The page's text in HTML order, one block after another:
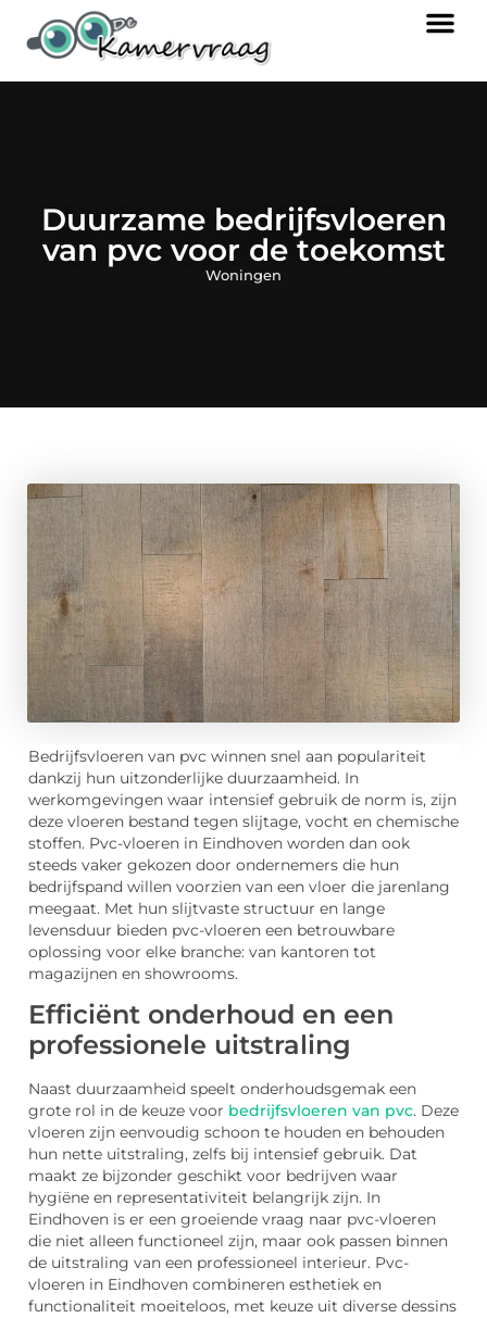
Duurzame bedrijfsvloeren
van pvc voor de toekomst
Woningen
Bedrijfsvloeren van pvc winnen snel aan populariteit
dankzij hun uitzonderlijke duurzaamheid. In
werkomgevingen waar intensief gebruik de norm is, zijn
deze vloeren bestand tegen slijtage, vocht en chemische
stoffen. Pvc-vloeren in Eindhoven worden dan ook
steeds vaker gekozen door ondernemers die hun
bedrijfspand willen voorzien van een vloer die jarenlang
meegaat. Met hun slijtvaste structuur en lange
levensduur bieden pvc-vloeren een betrouwbare
oplossing voor elke branche: van kantoren tot
magazijnen en showrooms.
Efficiënt onderhoud en een
professionele uitstraling
Naast duurzaamheid speelt onderhoudsgemak een
grote rol in de keuze voor bedrijfsvloeren van pvc. Deze
vloeren zijn eenvoudig schoon te houden en behouden
hun nette uitstraling, zelfs bij intensief gebruik. Dat
maakt ze bijzonder geschikt voor bedrijven waar
hygiëne en representativiteit belangrijk zijn. In
Eindhoven is er een groeiende vraag naar pvc-vloeren
die niet alleen functioneel zijn, maar ook passen binnen
de uitstraling van een professioneel interieur. Pvc-
vloeren in Eindhoven combineren esthetiek en
functionaliteit moeiteloos, met keuze uit diverse dessins